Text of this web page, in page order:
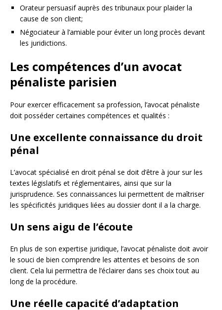
Orateur persuasif auprès des tribunaux pour plaider la
cause de son client;
Négociateur à l’amiable pour éviter un long procès devant
les juridictions.
Les compétences d’un avocat
pénaliste parisien
Pour exercer efficacement sa profession, l’avocat pénaliste
doit posséder certaines compétences et qualités :
Une excellente connaissance du droit
pénal
L’avocat spécialisé en droit pénal se doit d’être à jour sur les
textes législatifs et réglementaires, ainsi que sur la
jurisprudence. Ses connaissances lui permettent de maîtriser
les spécificités juridiques liées au dossier dont il a la charge.
Un sens aigu de l’écoute
En plus de son expertise juridique, l’avocat pénaliste doit avoir
le souci de bien comprendre les attentes et besoins de son
client. Cela lui permettra de l’éclairer dans ses choix tout au
long de la procédure.
Une réelle capacité d’adaptation